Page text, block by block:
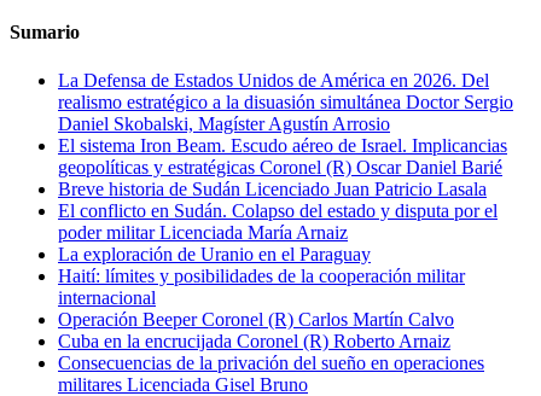
Sumario
La Defensa de Estados Unidos de América en 2026. Del
realismo estratégico a la disuasión simultánea Doctor Sergio
Daniel Skobalski, Magíster Agustín Arrosio
El sistema Iron Beam. Escudo aéreo de Israel. Implicancias
geopolíticas y estratégicas Coronel (R) Oscar Daniel Barié
Breve historia de Sudán Licenciado Juan Patricio Lasala
El conflicto en Sudán. Colapso del estado y disputa por el
poder militarLicenciada María Arnaiz
La exploración de Uranio en el Paraguay
Haití: límites y posibilidades de la cooperación militar
internacional
Operación BeeperCoronel (R) Carlos Martín Calvo
Cuba en la encrucijada Coronel (R) Roberto Arnaiz
Consecuencias de la privación del sueño en operaciones
militares Licenciada Gisel Bruno